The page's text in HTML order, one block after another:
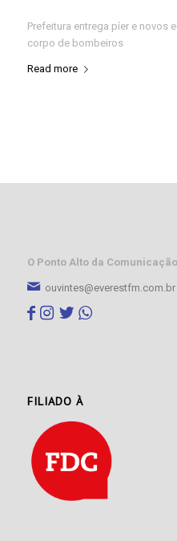
Prefeitura entrega píer e novos
corpo de bombeiros
Read more
O Ponto Alto da Comunicação
ouvintes@everestfm.com.br
FILIADO À